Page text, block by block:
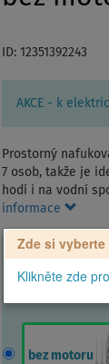
ID: 12351392243
AKCE - k
Prostorný
7 osob, takže je
hodí i na vodní
informace
Zde si
Klikněte zde
bez motoru